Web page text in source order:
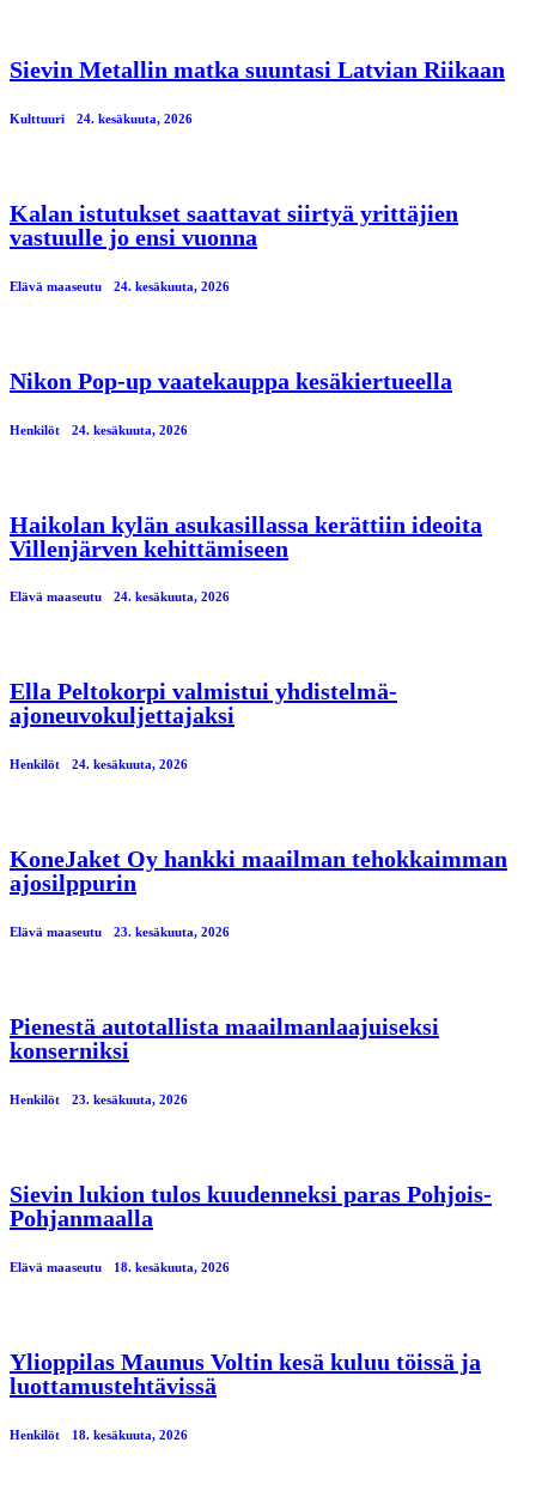
Sievin Metallin matka suuntasi Latvian Riikaan
Kulttuuri 24. kesäkuuta, 2026
Kalan istutukset saattavat siirtyä yrittäjien
vastuulle jo ensi vuonna
Elävä maaseutu 24. kesäkuuta, 2026
Nikon Pop-up vaatekauppa kesäkiertueella
Henkilöt 24. kesäkuuta, 2026
Haikolan kylän asukasillassa kerättiin ideoita
Villenjärven kehittämiseen
Elävä maaseutu 24. kesäkuuta, 2026
Ella Peltokorpi valmistui yhdistelmä-
ajoneuvokuljettajaksi
Henkilöt 24. kesäkuuta, 2026
KoneJaket Oy hankki maailman tehokkaimman
ajosilppurin
Elävä maaseutu 23. kesäkuuta, 2026
Pienestä autotallista maailmanlaajuiseksi
konserniksi
Henkilöt 23. kesäkuuta, 2026
Sievin lukion tulos kuudenneksi paras Pohjois-
Pohjanmaalla
Elävä maaseutu 18. kesäkuuta, 2026
Ylioppilas Maunus Voltin kesä kuluu töissä ja
luottamustehtävissä
Henkilöt 18. kesäkuuta, 2026